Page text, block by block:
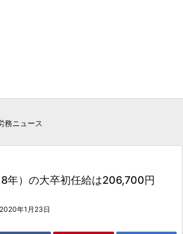
務ニュース
年）の大卒初任給は206,700円
2020年1月23日